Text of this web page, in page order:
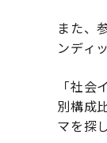
また、
ンディ
「社
別構成
マを探